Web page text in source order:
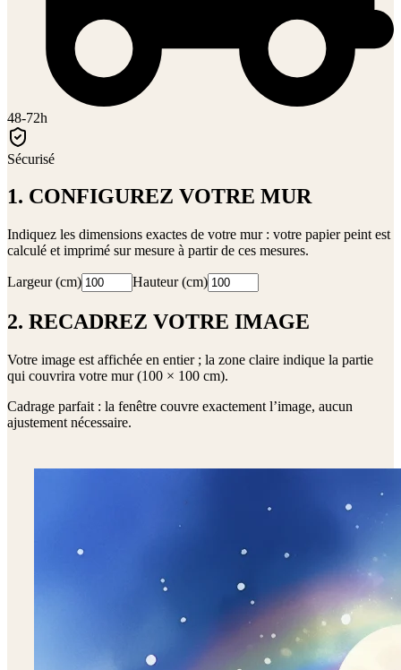
48-72h
Sécurisé
1. CONFIGUREZ VOTRE MUR
Indiquez les dimensions exactes de votre mur : votre papier peint est
calculé et imprimé sur mesure à partir de ces mesures.
Largeur (cm) Hauteur (cm)
2. RECADREZ VOTRE IMAGE
Votre image est affichée en entier ; la zone claire indique la partie
qui couvrira votre mur (100 × 100 cm).
Cadrage parfait : la fenêtre couvre exactement l’image, aucun
ajustement nécessaire.